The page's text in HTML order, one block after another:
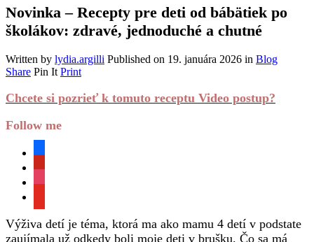
Novinka – Recepty pre deti od bábätiek po
školákov: zdravé, jednoduché a chutné
Written by lydia.argilli Published on 19. januára 2026 in Blog
Share Pin It Print
Chcete si pozrieť k tomuto receptu Video postup?
Follow me
Výživa detí je téma, ktorá ma ako mamu 4 detí v podstate
zaujímala už odkedy boli moje deti v brušku. Čo sa má